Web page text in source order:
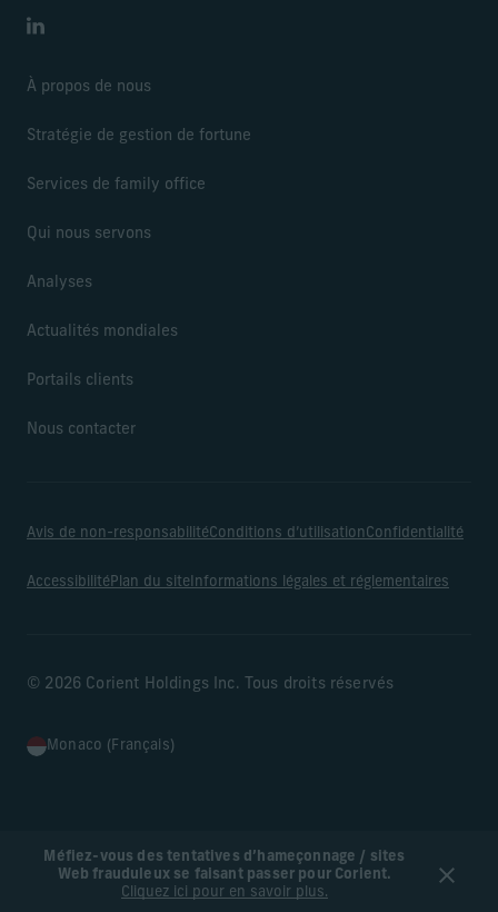
Méfiez-vous des tentatives d’hameçonnage / sites
Web frauduleux se faisant passer pour Corient.
Cliquez ici pour en savoir plus.
LinkedIn
À propos de nous
Stratégie de gestion de fortune
Services de family office
Qui nous servons
Analyses
Actualités mondiales
Portails clients
Nous contacter
Avis de non-responsabilitéConditions d’utilisationConfidentialité
AccessibilitéPlan du site Informations légales et réglementaires
© 2026 Corient Holdings Inc. Tous droits réservés
Monaco (Français)